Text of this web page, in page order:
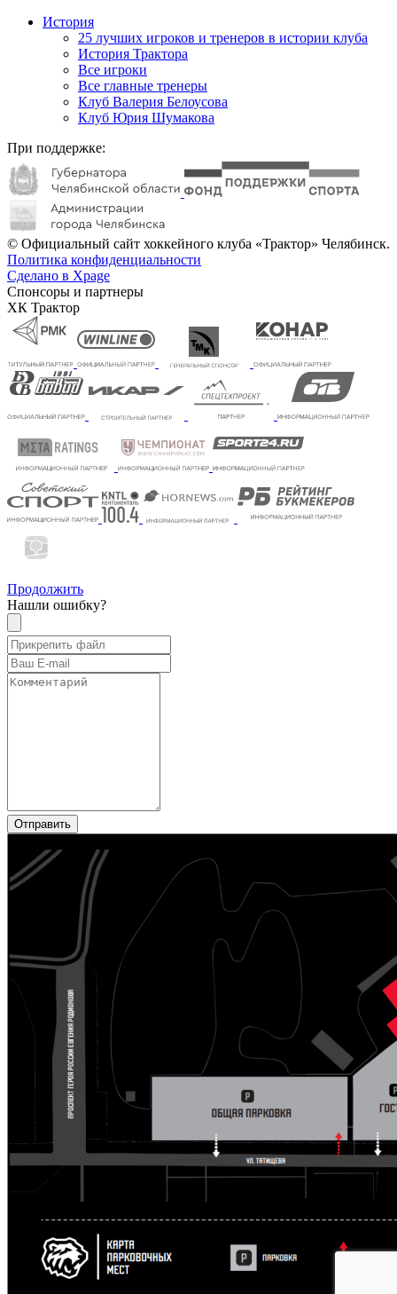
История
25 лучших игроков и тренеров в истории клуба
История Трактора
Все игроки
Все главные тренеры
Клуб Валерия Белоусова
Клуб Юрия Шумакова
При поддержке:
© Официальный сайт хоккейного клуба «Трактор» Челябинск.
Политика конфиденциальности
Сделано в Xpage
Спонсоры и партнеры
ХК Трактор
Продолжить
Нашли ошибку?